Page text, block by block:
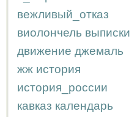
вежливый_отказ
виолончель выписки
движение джемаль
жж история
история_россии
кавказ календарь